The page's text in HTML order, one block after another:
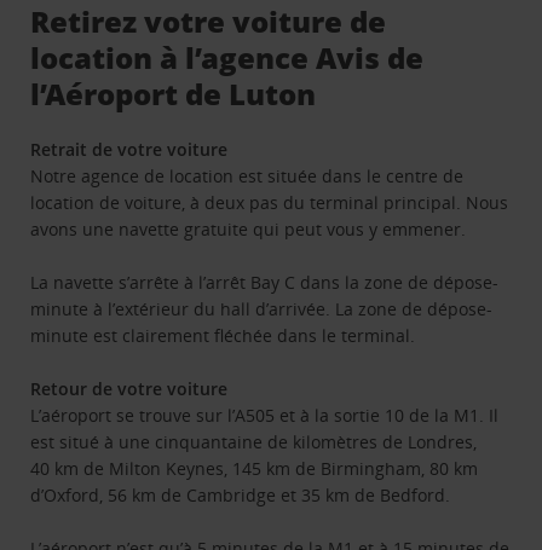
Retirez votre voiture de
location à l’agence Avis de
l’Aéroport de Luton
Retrait de votre voiture
Notre agence de location est située dans le centre de
location de voiture, à deux pas du terminal principal. Nous
avons une navette gratuite qui peut vous y emmener.
La navette s’arrête à l’arrêt Bay C dans la zone de dépose-
minute à l’extérieur du hall d’arrivée. La zone de dépose-
minute est clairement fléchée dans le terminal.
Retour de votre voiture
L’aéroport se trouve sur l’A505 et à la sortie 10 de la M1. Il
est situé à une cinquantaine de kilomètres de Londres,
40 km de Milton Keynes, 145 km de Birmingham, 80 km
d’Oxford, 56 km de Cambridge et 35 km de Bedford.